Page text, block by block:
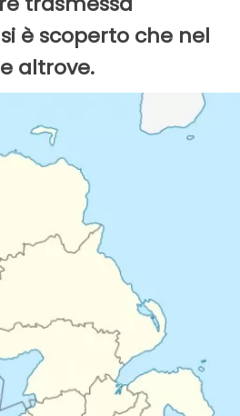
è scoperto che nel
altrove.